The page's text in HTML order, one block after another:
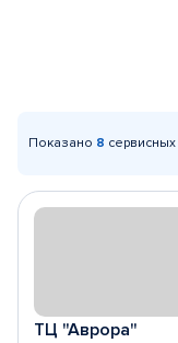
Показано 8
ТЦ "Аврора"